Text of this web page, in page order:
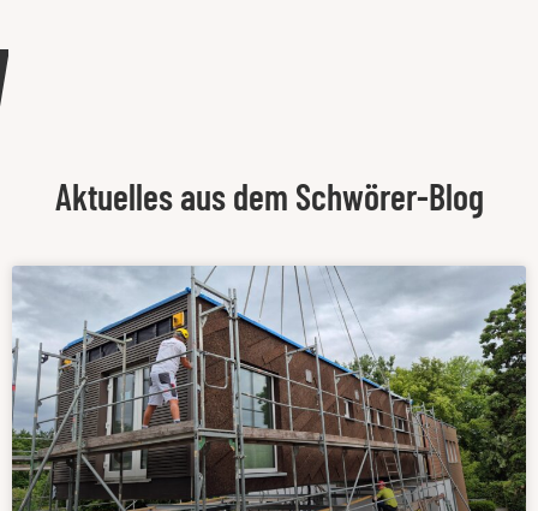
Aktuelles aus dem Schwörer-Blog